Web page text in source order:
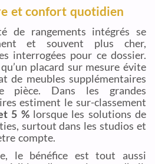
et confort quotidien
de rangements intégrés se
et souvent plus cher,
interrogées pour ce dossier.
placard sur mesure évite
de meubles supplémentaires
pièce. Dans les grandes
estiment le sur-classement
5 %lorsque les solutions de
surtout dans les studios et
compte.
le bénéfice est tout aussi